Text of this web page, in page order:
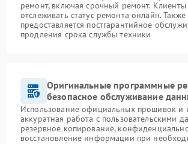
ремонт, включая срочный ремонт. Клиенты
отслеживать статус ремонта онлайн. Также
предоставляется постгарантийное
продления срока службы техники
Оригинальные программные
безопасное обслуживание
Использование официальных прошивок и
аккуратная работа с пользовательскими
резервное копирование,
восстановление информации при